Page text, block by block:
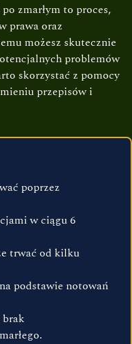
zmarłym to proces,
prawa oraz
możesz skutecznie
problemów
skorzystać z pomocy
przepisów i
poprzez
w ciągu 6
trwać od kilku
podstawie notowań
brak